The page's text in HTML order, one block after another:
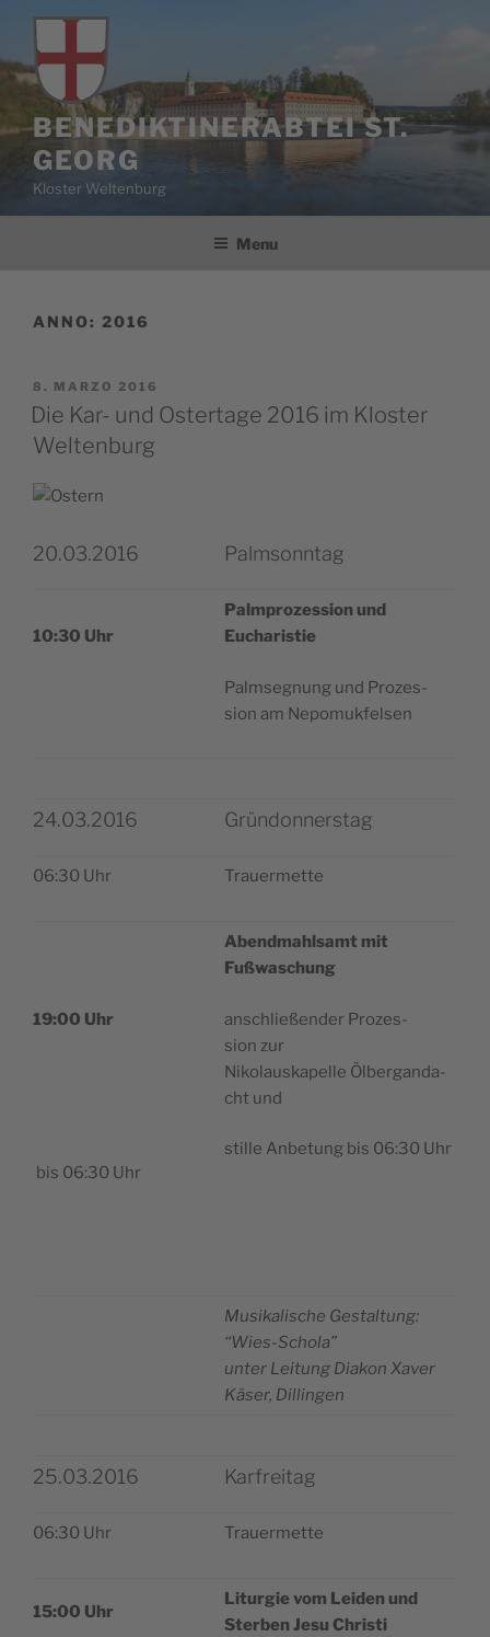
Salta
contenuto
BENEDIKTINERABTEI ST.
GEORG
Kloster Weltenburg
Menu
ANNO: 2016
PUBBLICATO
IL
8. MARZO 2016
Die Kar- und Ostertage 2016 im Kloster
Weltenburg
20.03.2016 Palmsonntag
10:30 Uhr
Palm­pro­zes­sion und
Eucharistie
Palm­se­gnung und Pro­zes­
sion am Nepomukfelsen
24.03.2016 Gründonnerstag
06:30 Uhr Trauer­met­te
19:00 Uhr
bis 06:30 Uhr
Abend­ma­hl­samt mit
Fußwaschung
anschließen­der Pro­zes­
sion zur
Niko­lau­ska­pel­le Ölber­gan­da­
cht und
stil­le Anbe­tung bis 06:30 Uhr
Musi­ka­li­sche Gestal­tung:
“Wies-Scho­la”
unter Lei­tung Dia­kon Xaver
Käser, Dillingen
25.03.2016 Karfreitag
06:30 Uhr Trauer­met­te
15:00 Uhr
Litur­gie vom Lei­den und
Ster­ben Jesu Christi